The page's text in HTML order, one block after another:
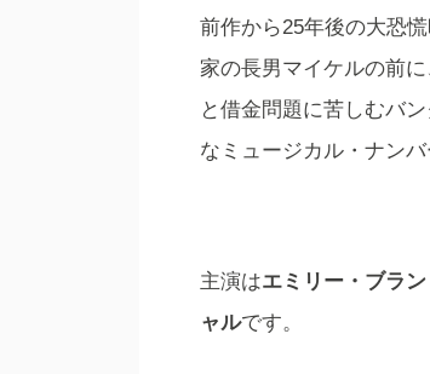
前作から25年後の大恐
家の長男マイケルの前
と借金問題に苦しむバ
なミュージカル・ナン
主演はエミリー・ブラン
ャルです。